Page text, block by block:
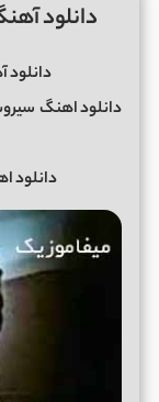
دانلود
دانلود
دانلود اهنگ
دانلود